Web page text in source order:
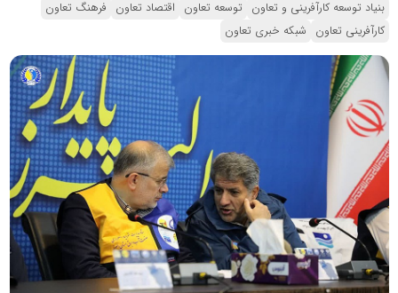
بنیاد توسعه کارآفرینی و تعاون توسعه تعاون اقتصاد تعاون فرهنگ تعاون
کارآفرینی تعاون شبکه خبری تعاون